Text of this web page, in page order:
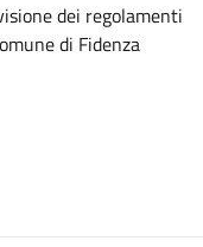
dei regolamenti
di Fidenza